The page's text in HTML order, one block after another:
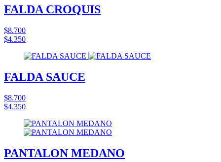
FALDA CROQUIS
$8.700
$4.350
FALDA SAUCE
$8.700
$4.350
PANTALON MEDANO